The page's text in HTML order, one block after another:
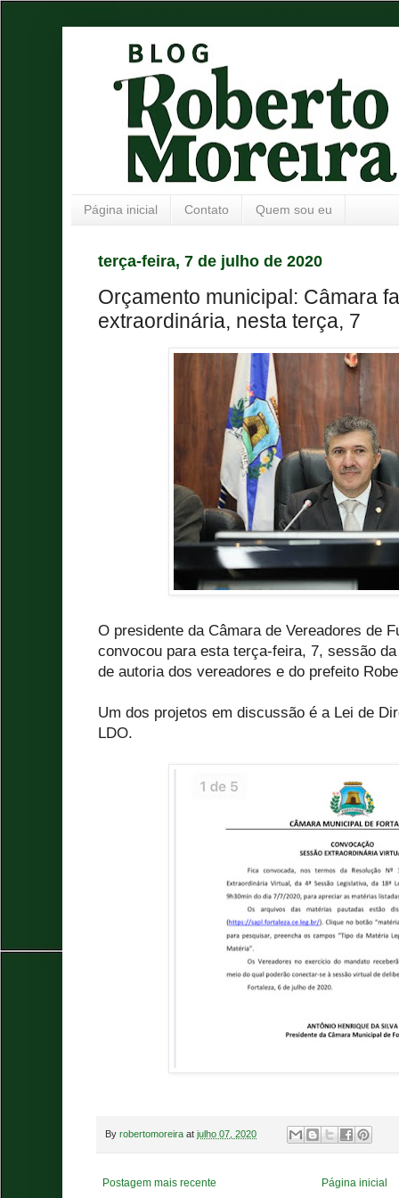
Página inicial Contato Quem sou eu
terça-feira, 7 de julho de 2020
Orçamento municipal: Câmara
extraordinária, nesta terça, 7
O presidente da Câmara de Vereadores de
convocou para esta terça-feira, 7, sessão
de autoria dos vereadores e do prefeito
Um dos projetos em discussão é a Lei de
LDO.
By robertomoreira at julho 07, 2020
Postagem mais recente Página inicial